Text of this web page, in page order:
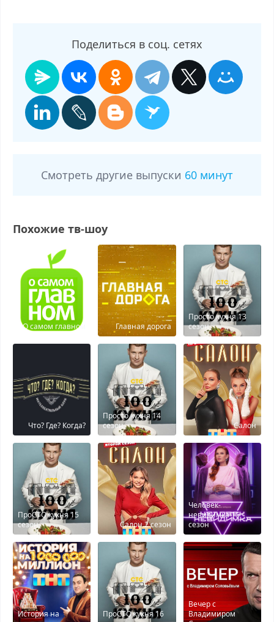
Поделиться в соц. сетях
Смотреть другие выпуски 60 минут
Похожие тв-шоу
О самом главном Главная дорога
Просто кухня 13
сезон
Что? Где? Когда?
Просто кухня 14
сезон
Салон
ПроСТО кухня 15
сезон
Салон 2 сезон
Человек-
невидимка 15
сезон
История на
ПроСТО кухня 16
Вечер с
Владимиром